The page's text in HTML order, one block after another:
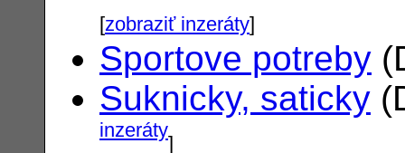
[zobraziť inzeráty]
Sportove potreby
Suknicky, saticky
inzeráty]